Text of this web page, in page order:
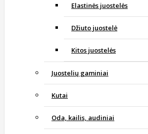
Elastinės juostelės
Džiuto juostelė
Kitos juostelės
Juostelių gaminiai
Kutai
Oda, kailis, audiniai